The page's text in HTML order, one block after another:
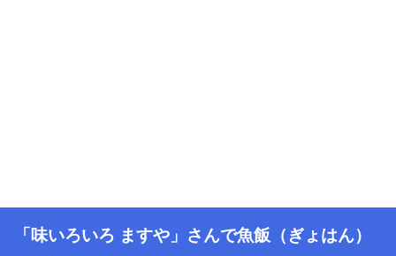
「味いろいろ ますや」さんで魚飯（ぎょはん）